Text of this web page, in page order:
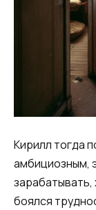
​​Кирилл тогда
амбициозным,
боялся